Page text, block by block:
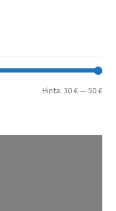
Hinta:30 €—50 €